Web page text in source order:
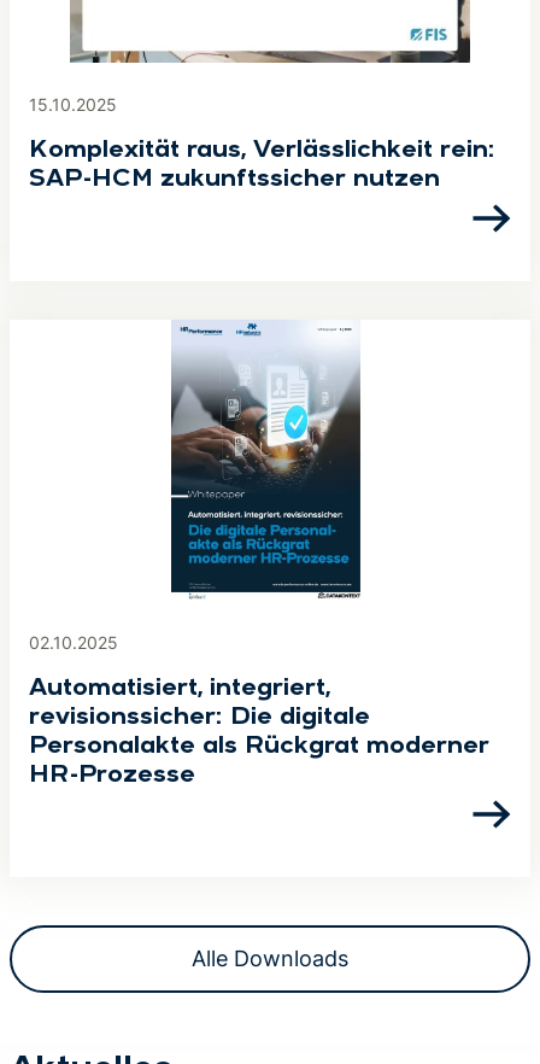
15.10.2025
Komplexität raus, Verlässlichkeit rein:
SAP-HCM zukunftssicher nutzen
02.10.2025
Automatisiert, integriert,
revisionssicher: Die digitale
Personalakte als Rückgrat moderner
HR-Prozesse
Alle Downloads